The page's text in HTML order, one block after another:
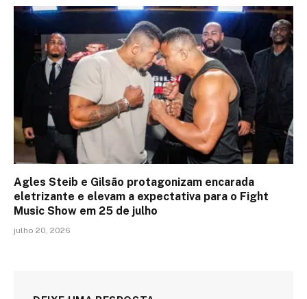
Agles Steib e Gilsão protagonizam encarada
eletrizante e elevam a expectativa para o Fight
Music Show em 25 de julho
julho 20, 2026